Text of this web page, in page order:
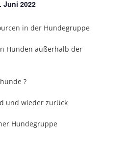
2022
in der Hundegruppe
Hunden außerhalb der
?
und wieder zurück
Hundegruppe